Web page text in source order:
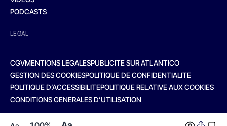
PODCASTS
LEGAL
CGVMENTIONS LEGALESPUBLICITE SUR ATLANTICO
GESTION DES COOKIESPOLITIQUE DE CONFIDENTIALITE
POLITIQUE D’ACCESSIBILITEPOLITIQUE RELATIVE AUX COOKIES
CONDITIONS GENERALES D’UTILISATION